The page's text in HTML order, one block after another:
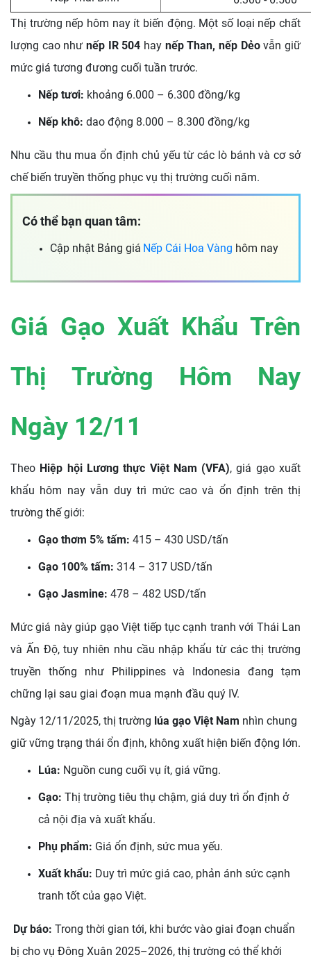
Thị trường nếp hôm nay ít biến động. Một số loại nếp chất
lượng cao như nếp IR 504 hay nếp Than, nếp Dẻovẫn giữ
mức giá tương đương cuối tuần trước.
Nếp tươi: khoảng 6.000 – 6.300 đồng/kg
Nếp khô: dao động 8.000 – 8.300 đồng/kg
Nhu cầu thu mua ổn định chủ yếu từ các lò bánh và cơ sở
chế biến truyền thống phục vụ thị trường cuối năm.
Có thể bạn quan tâm:
Cập nhật Bảng giá Nếp Cái Hoa Vàng hôm nay
Giá Gạo Xuất Khẩu Trên
Thị Trường Hôm Nay
Ngày 12/11
Theo Hiệp hội Lương thực Việt Nam (VFA), giá gạo xuất
khẩu hôm nay vẫn duy trì mức cao và ổn định trên thị
trường thế giới:
Gạo thơm 5% tấm: 415 – 430 USD/tấn
Gạo 100% tấm: 314 – 317 USD/tấn
Gạo Jasmine: 478 – 482 USD/tấn
Mức giá này giúp gạo Việt tiếp tục cạnh tranh với Thái Lan
và Ấn Độ, tuy nhiên nhu cầu nhập khẩu từ các thị trường
truyền thống như Philippines và Indonesia đang tạm
chững lại sau giai đoạn mua mạnh đầu quý IV.
Ngày 12/11/2025, thị trường lúa gạo Việt Nam nhìn chung
giữ vững trạng thái ổn định, không xuất hiện biến động lớn.
Lúa: Nguồn cung cuối vụ ít, giá vững.
Gạo: Thị trường tiêu thụ chậm, giá duy trì ổn định ở
cả nội địa và xuất khẩu.
Phụ phẩm: Giá ổn định, sức mua yếu.
Xuất khẩu: Duy trì mức giá cao, phản ánh sức cạnh
tranh tốt của gạo Việt.
Dự báo: Trong thời gian tới, khi bước vào giai đoạn chuẩn
bị cho vụ Đông Xuân 2025–2026, thị trường có thể khởi